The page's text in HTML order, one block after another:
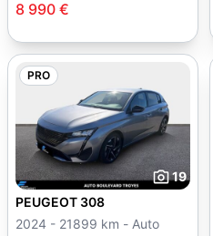
8 990 €
PRO
19
PEUGEOT 308
2024 - 21899 km - Auto